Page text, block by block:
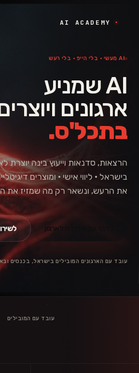
AI ACADEMY
AI מעשי · בלי הייפ · בלי רעש
AI שמניע
ארגונים
בתכל'ס.
הרצאות, סדנאות וייעוץ בינה יוצרת
בישראל · ליווי אישי · ומוצרים
את הרעש, ונשאר רק מה שמזיז את
לדבר על הדרכה לארגון
עובד עם הארגונים המובילים בישראל, בכנסים
עובד עם המובילים